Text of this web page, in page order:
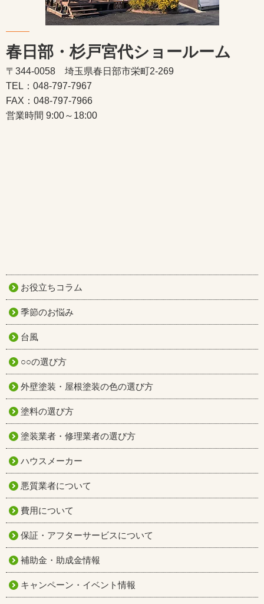
春日部・杉戸宮代ショールーム
〒344-0058 埼玉県春日部市栄町2-269
TEL：048-797-7967
FAX：048-797-7966
営業時間 9:00～18:00
お役立ちコラム
季節のお悩み
台風
○○の選び方
外壁塗装・屋根塗装の色の選び方
塗料の選び方
塗装業者・修理業者の選び方
ハウスメーカー
悪質業者について
費用について
保証・アフターサービスについて
補助金・助成金情報
キャンペーン・イベント情報